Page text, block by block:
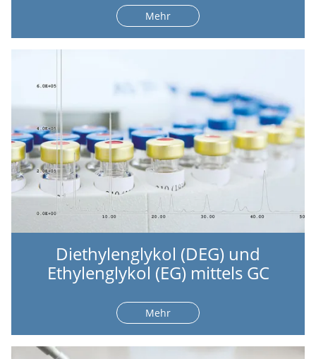
Mehr
Diethylenglykol (DEG) und
Ethylenglykol (EG) mittels GC
Mehr